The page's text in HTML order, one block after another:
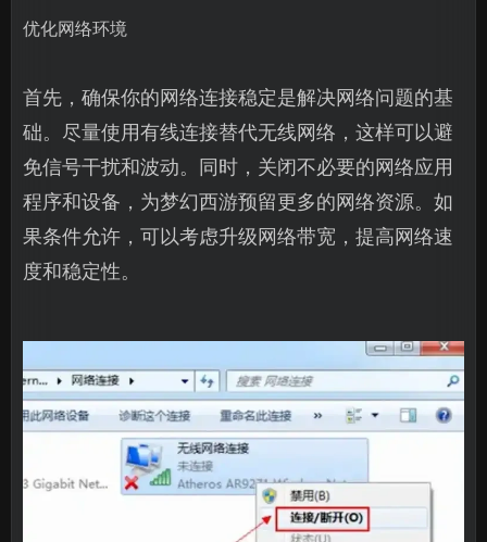
优化网络环境
首先，确保你的网络连接稳定是解决网络问题的基
础。尽量使用有线连接替代无线网络，这样可以避
免信号干扰和波动。同时，关闭不必要的网络应用
程序和设备，为梦幻西游预留更多的网络资源。如
果条件允许，可以考虑升级网络带宽，提高网络速
度和稳定性。